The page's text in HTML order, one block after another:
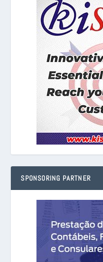
SPONSORING PARTNER